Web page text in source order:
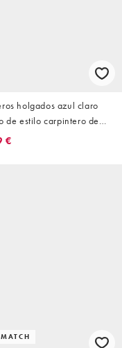
holgados azul claro
de estilo carpintero de
€